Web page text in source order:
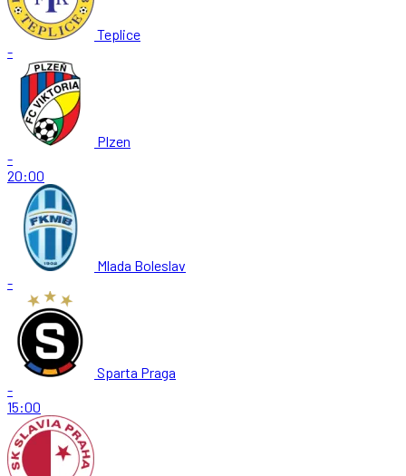
Teplice
-
Plzen
-
20:00
Mlada Boleslav
-
Sparta Praga
-
15:00